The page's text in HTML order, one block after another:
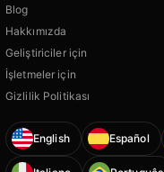
Blog
Hakkımızda
Geliştiriciler için
İşletmeler için
Gizlilik Politikası
English Español